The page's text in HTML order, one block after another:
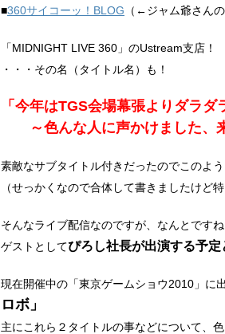
■360サイコーッ！BLOG （←ジャム爺さん
「MIDNIGHT LIVE 360」のUstream支店！
・・・その名（タイトル名）も！
「今年はTGS会場幕張よりダラダ
～色んな人に声かけました、来
素敵なサブタイトル付きだったのでこのよう
（せっかくなので合体して書きましたけど
そんなライブ配信なのですが、なんとですね
ゲストとしてぴろし社長が出演する予定
現在開催中の「東京ゲームショウ2010」に
ロボ」
主にこれら２タイトルの事などについて、